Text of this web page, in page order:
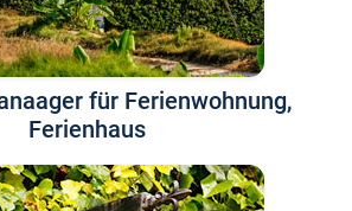
für Ferienwohnung,
Ferienhaus